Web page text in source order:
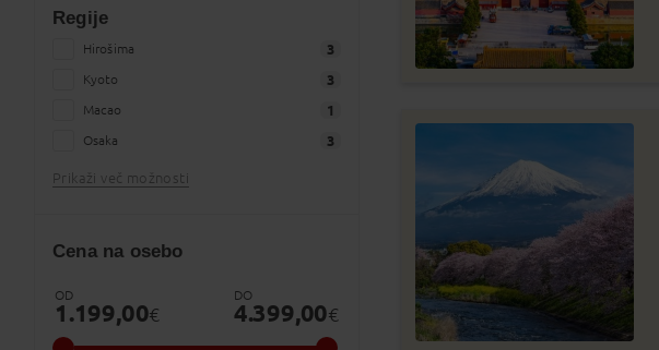
Regije
Hirošima 3
Kyoto 3
Macao 1
Osaka 3
Prikaži več možnosti
Cena na osebo
OD
1.199,00€
DO
4.399,00€